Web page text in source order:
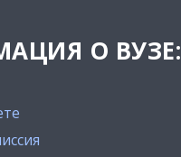
О ВУЗЕ: